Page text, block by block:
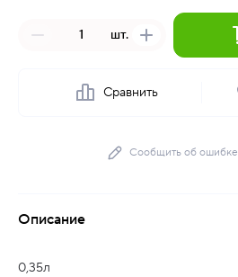
шт.
Сравнить
Сообщить об ошибке
Описание
0,35л